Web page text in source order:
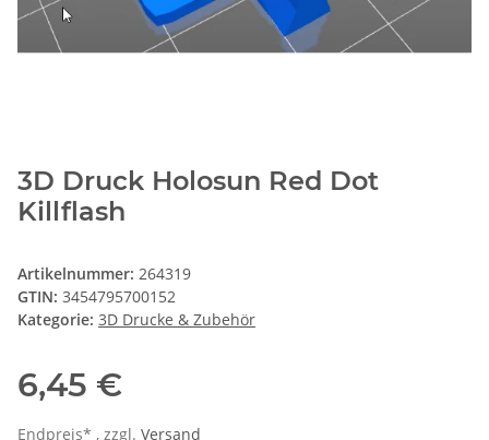
3D Druck Holosun Red Dot
Killflash
Artikelnummer: 264319
GTIN: 3454795700152
Kategorie: 3D Drucke & Zubehör
6,45 €
Endpreis* , zzgl. Versand